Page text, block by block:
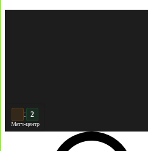
: 2
Матч-центр